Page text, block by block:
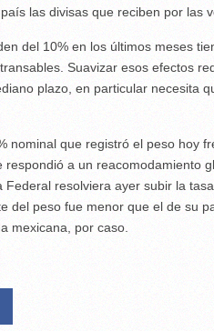
las divisas que reciben por las
del 10% en los últimos meses
Suavizar esos efectos
plazo, en particular necesita
nominal que registró el peso hoy
a un reacomodamiento
resolviera ayer subir la
del peso fue menor que el de su
mexicana, por caso.